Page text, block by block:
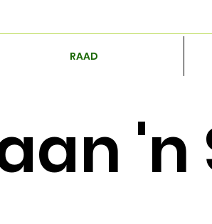
RAAD
'n